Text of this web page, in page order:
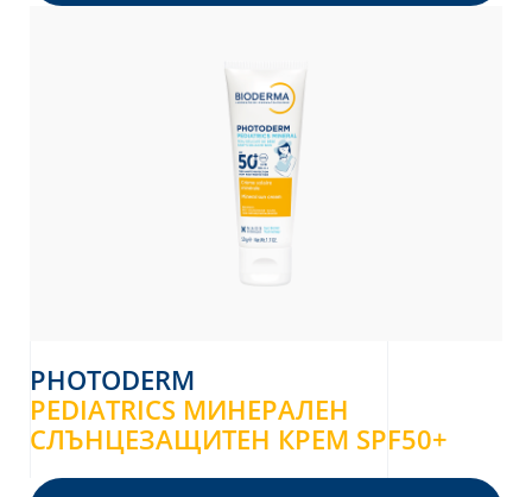
PHOTODERM
PEDIATRICS МИНЕРАЛЕН
СЛЪНЦЕЗАЩИТЕН КРЕМ SPF50+